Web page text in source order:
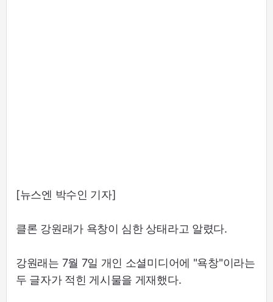
[뉴스엔 박수인 기자]
클론 강원래가 욕창이 심한 상태라고 알렸다.
강원래는 7월 7일 개인 소셜미디어에 "욕창"이라는
두 글자가 적힌 게시물을 게재했다.